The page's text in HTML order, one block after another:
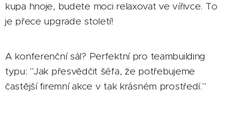
kupa hnoje, budete moci relaxovat ve vířivce. To
je přece upgrade století!
A konferenční sál? Perfektní pro teambuilding
typu: "Jak přesvědčit šéfa, že potřebujeme
častější firemní akce v tak krásném prostředí."